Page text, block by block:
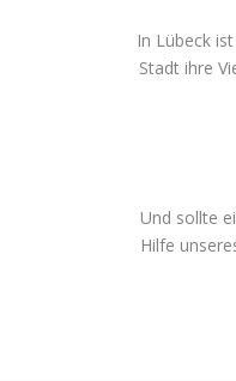
In Lübeck
Stadt ihre
Und sollte
Hilfe